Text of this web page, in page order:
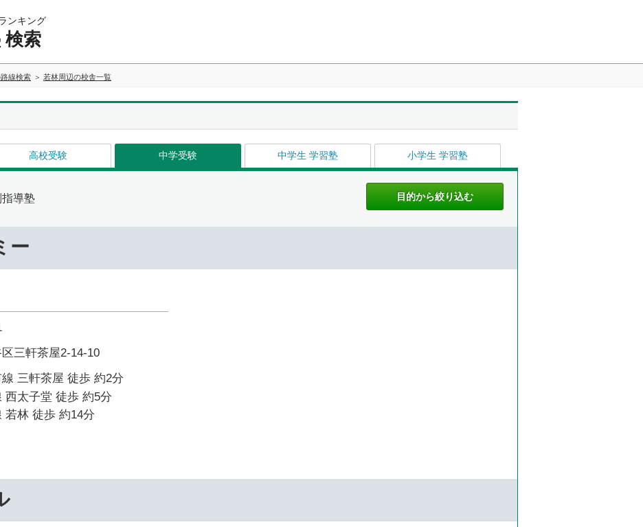
ンキング
検索
線検索 若林周辺の校舎一覧
高校受験 中学受験 中学生 学習塾 小学生 学習塾
導塾
ー
三軒茶屋2-14-10
三軒茶屋 徒歩 約2分
西太子堂 徒歩 約5分
若林 徒歩 約14分